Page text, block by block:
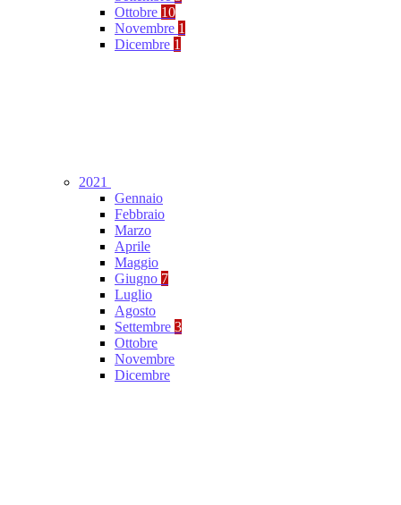
Ottobre 10
Novembre 1
Dicembre 1
2021
Gennaio
Febbraio
Marzo
Aprile
Maggio
Giugno 7
Luglio
Agosto
Settembre 3
Ottobre
Novembre
Dicembre